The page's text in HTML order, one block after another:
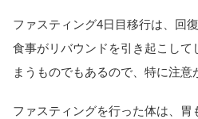
ファスティング4日目移行は、回
食事がリバウンドを引き起こして
まうものでもあるので、特に注意
ファスティングを行った体は、胃